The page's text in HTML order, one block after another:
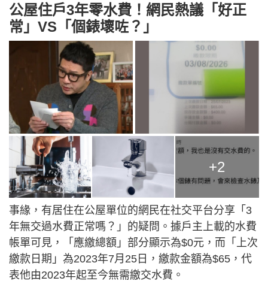
公屋住戶3年零水費！網民熱議「好正
常」VS「個錶壞咗？」
+2
事緣，有居住在公屋單位的網民在社交平台分享「3
年無交過水費正常嗎？」的疑問。據戶主上載的水費
帳單可見，「應繳總額」部分顯示為$0元，而「上次
繳款日期」為2023年7月25日，繳款金額為$65，代
表他由2023年起至今無需繳交水費。